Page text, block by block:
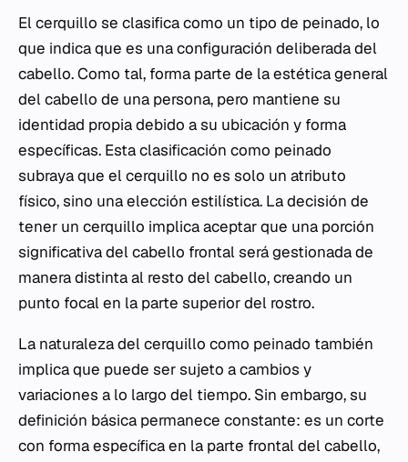
El cerquillo se clasifica como un tipo de peinado, lo
que indica que es una configuración deliberada del
cabello. Como tal, forma parte de la estética general
del cabello de una persona, pero mantiene su
identidad propia debido a su ubicación y forma
específicas. Esta clasificación como peinado
subraya que el cerquillo no es solo un atributo
físico, sino una elección estilística. La decisión de
tener un cerquillo implica aceptar que una porción
significativa del cabello frontal será gestionada de
manera distinta al resto del cabello, creando un
punto focal en la parte superior del rostro.
La naturaleza del cerquillo como peinado también
implica que puede ser sujeto a cambios y
variaciones a lo largo del tiempo. Sin embargo, su
definición básica permanece constante: es un corte
con forma específica en la parte frontal del cabello,